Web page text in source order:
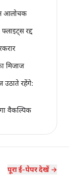
आलोचक
रद्द
मिजाज
उठाते रहेंगे:
वैकल्पिक
पूरा ई-पेपर देखें →